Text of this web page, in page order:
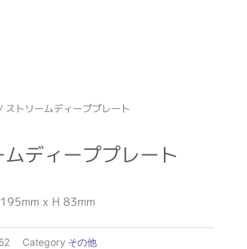
ストリームディーププレート
ディーププレート
x H 83mm
Category その他